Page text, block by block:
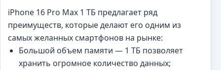
iPhone 16 Pro Max 1 ТБ предлагает ряд
преимуществ, которые делают его одним из
самых желанных смартфонов на рынке:
Большой объем памяти — 1 ТБ позволяет
хранить огромное количество данных;